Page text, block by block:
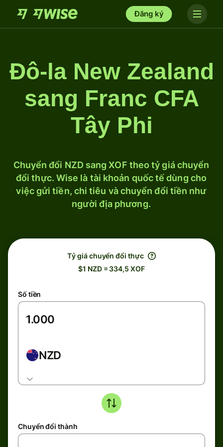
Đăng ký
Đô-la New Zealand
sang Franc CFA
Tây Phi
Chuyển đổi NZD sang XOF theo tỷ giá chuyển
đổi thực. Wise là tài khoản quốc tế dùng cho
việc gửi tiền, chi tiêu và chuyển đổi tiền như
người địa phương.
Tỷ giá chuyển đổi thực
$1 NZD = 334,5 XOF
Số tiền
NZD
Chuyển đổi thành